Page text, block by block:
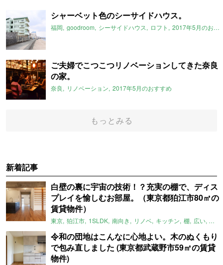
シャーベット色のシーサイドハウス。
福岡 goodroom シーサイドハウス ロフト 2017年5月のおすすめ
ご夫婦でこつこつリノベーションしてきた奈良
の家。
奈良 リノベーション 2017年5月のおすすめ
もっとみる
新着記事
白壁の裏に宇宙の技術！？充実の棚で、ディス
プレイを愉しむお部屋。（東京都狛江市80㎡の
賃貸物件）
東京 狛江市 1SLDK 南向き リノベ キッチン 棚 広い ガイ
令和の団地はこんなに心地よい。木のぬくもり
で包み直しました (東京都武蔵野市59㎡の賃貸
物件)